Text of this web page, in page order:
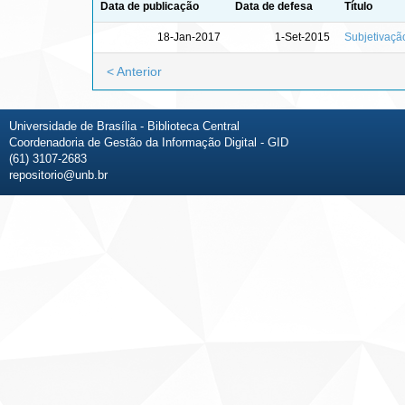
Data de publicação Data de defesa Título
18-Jan-2017 1-Set-2015
< Anterior
Universidade de Brasília - Biblioteca Central
Coordenadoria de Gestão da Informação Digital - GID
(61) 3107-2683
repositorio@unb.br